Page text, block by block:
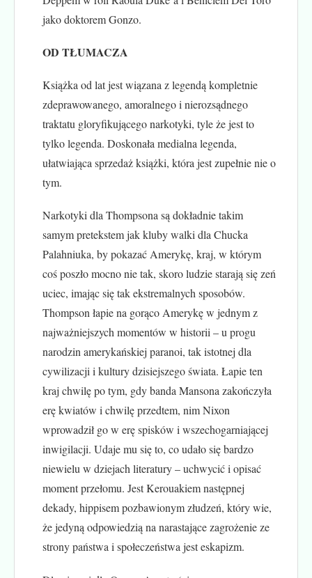
jako doktorem Gonzo.
OD TŁUMACZA
Książka od lat jest wiązana z legendą kompletnie
zdeprawowanego, amoralnego i nierozsądnego
traktatu gloryfikującego narkotyki, tyle że jest to
tylko legenda. Doskonała medialna legenda,
ułatwiająca sprzedaż książki, która jest zupełnie nie o
tym.
Narkotyki dla Thompsona są dokładnie takim
samym pretekstem jak kluby walki dla Chucka
Palahniuka, by pokazać Amerykę, kraj, w którym
coś poszło mocno nie tak, skoro ludzie starają się zeń
uciec, imając się tak ekstremalnych sposobów.
Thompson łapie na gorąco Amerykę w jednym z
najważniejszych momentów w historii – u progu
narodzin amerykańskiej paranoi, tak istotnej dla
cywilizacji i kultury dzisiejszego świata. Łapie ten
kraj chwilę po tym, gdy banda Mansona zakończyła
erę kwiatów i chwilę przedtem, nim Nixon
wprowadził go w erę spisków i wszechogarniającej
inwigilacji. Udaje mu się to, co udało się bardzo
niewielu w dziejach literatury – uchwycić i opisać
moment przełomu. Jest Kerouakiem następnej
dekady, hippisem pozbawionym złudzeń, który wie,
że jedyną odpowiedzią na narastające zagrożenie ze
strony państwa i społeczeństwa jest eskapizm.